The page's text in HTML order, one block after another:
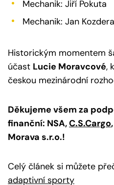
Mechanik: Jiří Pokuta
Mechanik: Jan Kozdera
Historickým momentem
účast Lucie Moravcové,
českou mezinárodní
Děkujeme všem za
finanční: NSA,C.S.Cargo
Morava s.r.o.!
Celý článek si můžete
adaptivní sporty